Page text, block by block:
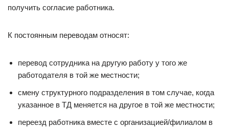
получить согласие работника.
К постоянным переводам относят:
перевод сотрудника на другую работу у того же
работодателя в той же местности;
смену структурного подразделения в том случае, когда
указанное в ТД меняется на другое в той же местности;
переезд работника вместе с организацией/филиалом в